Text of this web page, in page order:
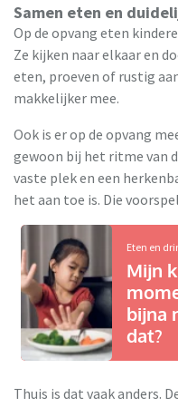
Samen eten en
Op de opvang eten
Ze kijken naar elkaar en
eten, proeven of rustig
makkelijker mee.
Ook is er op de opvang
gewoon bij het ritme van
vaste plek en een
het aan toe is. Die
Eten en
Mijn
bijna
dat?
Thuis is dat vaak anders.